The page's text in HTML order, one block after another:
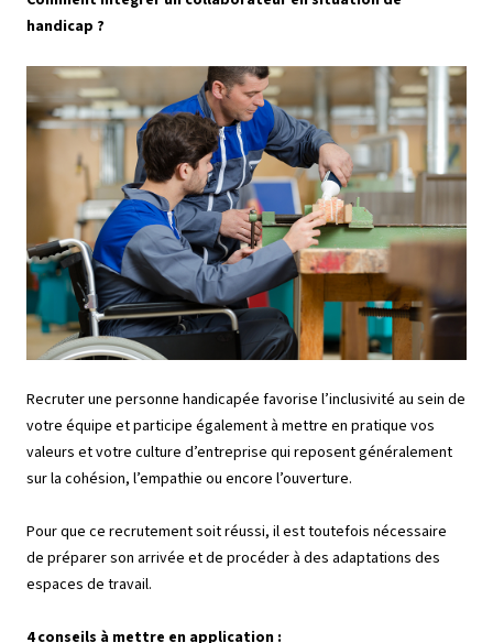
handicap ?
Recruter une personne handicapée favorise l’inclusivité au sein de
votre équipe et participe également à mettre en pratique vos
valeurs et votre culture d’entreprise qui reposent généralement
sur la cohésion, l’empathie ou encore l’ouverture.
Pour que ce recrutement soit réussi, il est toutefois nécessaire
de préparer son arrivée et de procéder à des adaptations des
espaces de travail.
4 conseils à mettre en application :